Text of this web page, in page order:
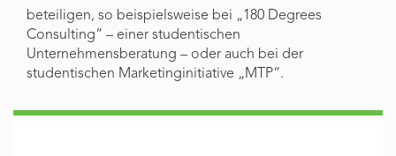
beteiligen, so beispielsweise bei „180 Degrees
Consulting“ – einer studentischen
Unternehmensberatung – oder auch bei der
studentischen Marketinginitiative „MTP“.